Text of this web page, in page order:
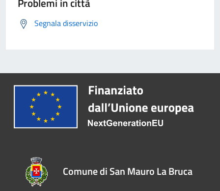
Segnala disservizio
Comune di San Mauro La Bruca